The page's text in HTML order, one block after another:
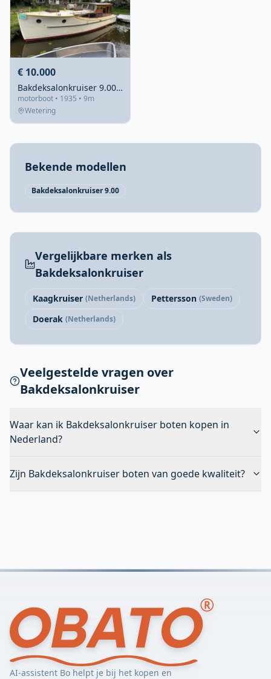
€ 10.000
Bakdeksalonkruiser 9.00 1935 – Stalen klassieker met recente romp
motorboot • 1935 • 9m
Wetering
Bekende modellen
Bakdeksalonkruiser 9.00
Vergelijkbare merken als
Bakdeksalonkruiser
Kaagkruiser (Netherlands) Pettersson (Sweden)
Doerak (Netherlands)
Veelgestelde vragen over
Bakdeksalonkruiser
Waar kan ik Bakdeksalonkruiser boten kopen in
Nederland?
Zijn Bakdeksalonkruiser boten van goede kwaliteit?
AI-assistent Bo helpt je bij het kopen en